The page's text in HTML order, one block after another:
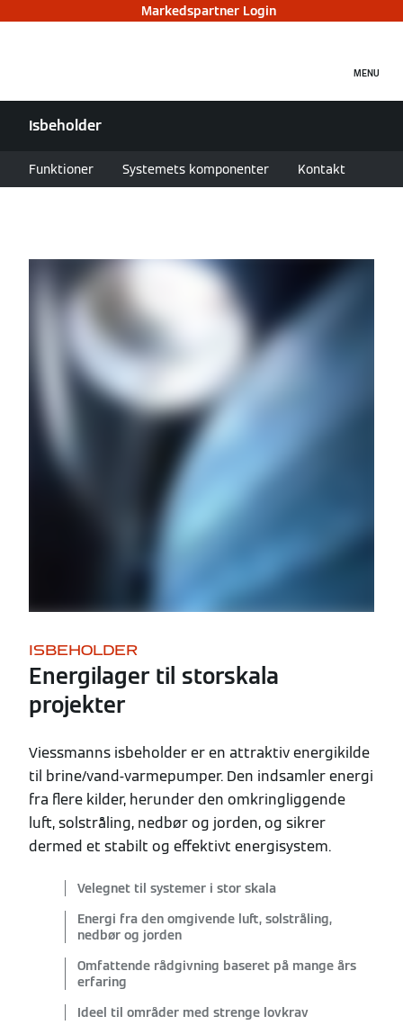
Markedspartner Login
MENU
Isbeholder
Funktioner Systemets komponenter Kontakt
ISBEHOLDER
Energilager til storskala
projekter
Viessmanns isbeholder er en attraktiv energikilde
til brine/vand-varmepumper. Den indsamler energi
fra flere kilder, herunder den omkringliggende
luft, solstråling, nedbør og jorden, og sikrer
dermed et stabilt og effektivt energisystem.
Velegnet til systemer i stor skala
Energi fra den omgivende luft, solstråling,
nedbør og jorden
Omfattende rådgivning baseret på mange års
erfaring
Ideel til områder med strenge lovkrav